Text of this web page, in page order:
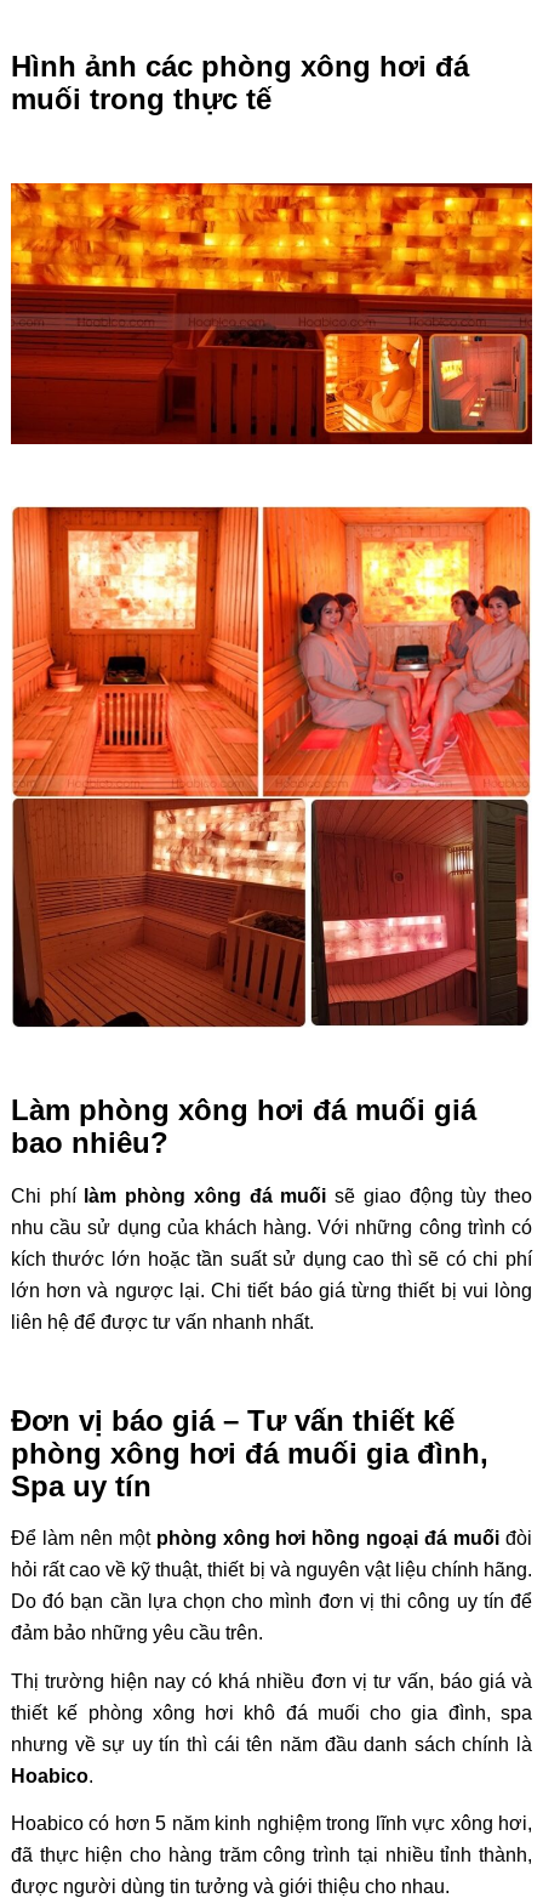
Hình ảnh các phòng xông hơi đá
muối trong thực tế
Làm phòng xông hơi đá muối giá
bao nhiêu?
Chi phí làm phòng xông đá muối sẽ giao động tùy theo
nhu cầu sử dụng của khách hàng. Với những công trình có
kích thước lớn hoặc tần suất sử dụng cao thì sẽ có chi phí
lớn hơn và ngược lại. Chi tiết báo giá từng thiết bị vui lòng
liên hệ để được tư vấn nhanh nhất.
Đơn vị báo giá – Tư vấn thiết kế
phòng xông hơi đá muối gia đình,
Spa uy tín
Để làm nên một phòng xông hơi hồng ngoại đá muối đòi
hỏi rất cao về kỹ thuật, thiết bị và nguyên vật liệu chính hãng.
Do đó bạn cần lựa chọn cho mình đơn vị thi công uy tín để
đảm bảo những yêu cầu trên.
Thị trường hiện nay có khá nhiều đơn vị tư vấn, báo giá và
thiết kế phòng xông hơi khô đá muối cho gia đình, spa
nhưng về sự uy tín thì cái tên năm đầu danh sách chính là
Hoabico.
Hoabico có hơn 5 năm kinh nghiệm trong lĩnh vực xông hơi,
đã thực hiện cho hàng trăm công trình tại nhiều tỉnh thành,
được người dùng tin tưởng và giới thiệu cho nhau.